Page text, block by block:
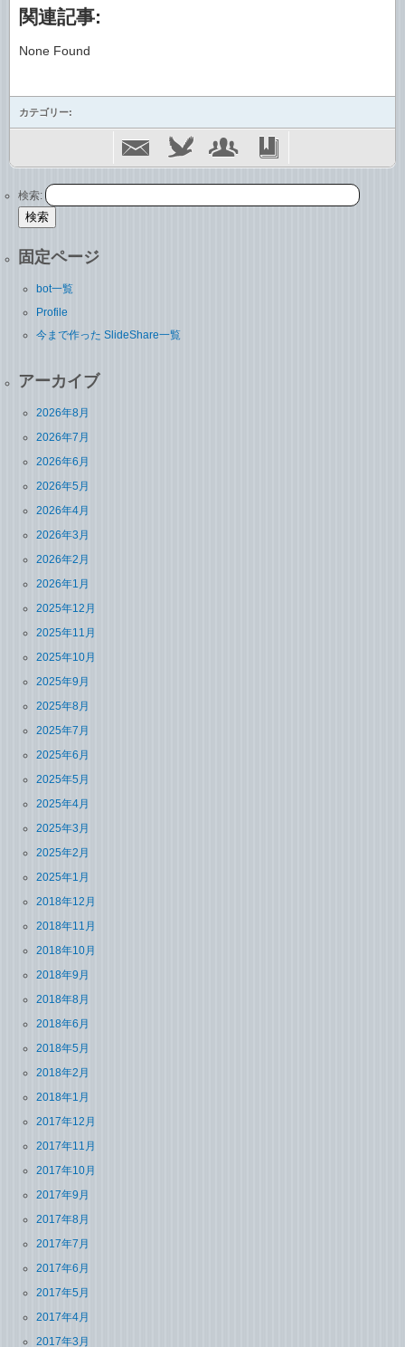
関連記事:
None Found
カテゴリー:
検索:
固定ページ
bot一覧
Profile
今まで作った SlideShare一覧
アーカイブ
2026年8月
2026年7月
2026年6月
2026年5月
2026年4月
2026年3月
2026年2月
2026年1月
2025年12月
2025年11月
2025年10月
2025年9月
2025年8月
2025年7月
2025年6月
2025年5月
2025年4月
2025年3月
2025年2月
2025年1月
2018年12月
2018年11月
2018年10月
2018年9月
2018年8月
2018年6月
2018年5月
2018年2月
2018年1月
2017年12月
2017年11月
2017年10月
2017年9月
2017年8月
2017年7月
2017年6月
2017年5月
2017年4月
2017年3月